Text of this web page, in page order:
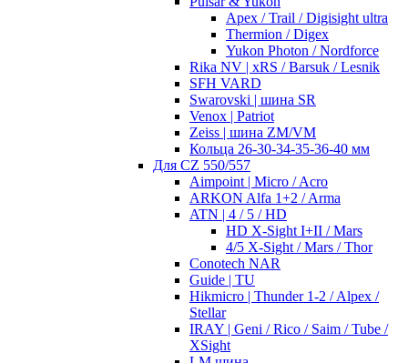
Apex / Trail / Digisight ultra
Thermion / Digex
Yukon Photon / Nordforce
Rika NV | xRS / Barsuk / Lesnik
SFH VARD
Swarovski | шина SR
Venox | Patriot
Zeiss | шина ZM/VM
Кольца 26-30-34-35-36-40 мм
Для CZ 550/557
Aimpoint | Micro / Acro
ARKON Alfa 1+2 / Arma
ATN | 4 / 5 / HD
HD X-Sight I+II / Mars
4/5 X-Sight / Mars / Thor
Conotech NAR
Guide | TU
Hikmicro | Thunder 1-2 / Alpex /
Stellar
IRAY | Geni / Rico / Saim / Tube /
XSight